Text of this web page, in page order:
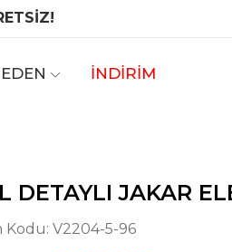
İNDİRİM
DETAYLI JAKAR
Kodu: V2204-5-96